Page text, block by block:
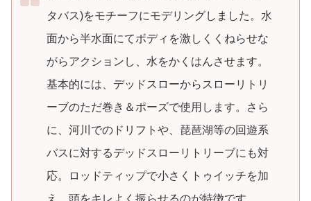
タバス)をモチーフにモデリングしました。水
面から半水面にてボディを激しくくねらせな
がらアクションし、水をかくはんさせます。
基本的には、デッドスローからスローリトリ
ーブのただ巻き＆ポーズで使用します。さら
に、河川でのドリフトや、琵琶湖等の回遊系
バスに対するデッドスローリトリーブにも対
応。ロッドティップで小さくトゥイッチを加